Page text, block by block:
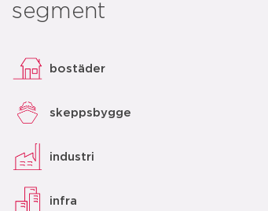
segment
bostäder
skeppsbygge
industri
infra